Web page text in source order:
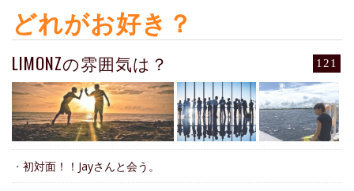
どれがお好き？
121
LIMONZの雰囲気は？
・ 初対面！！Jayさんと会う。